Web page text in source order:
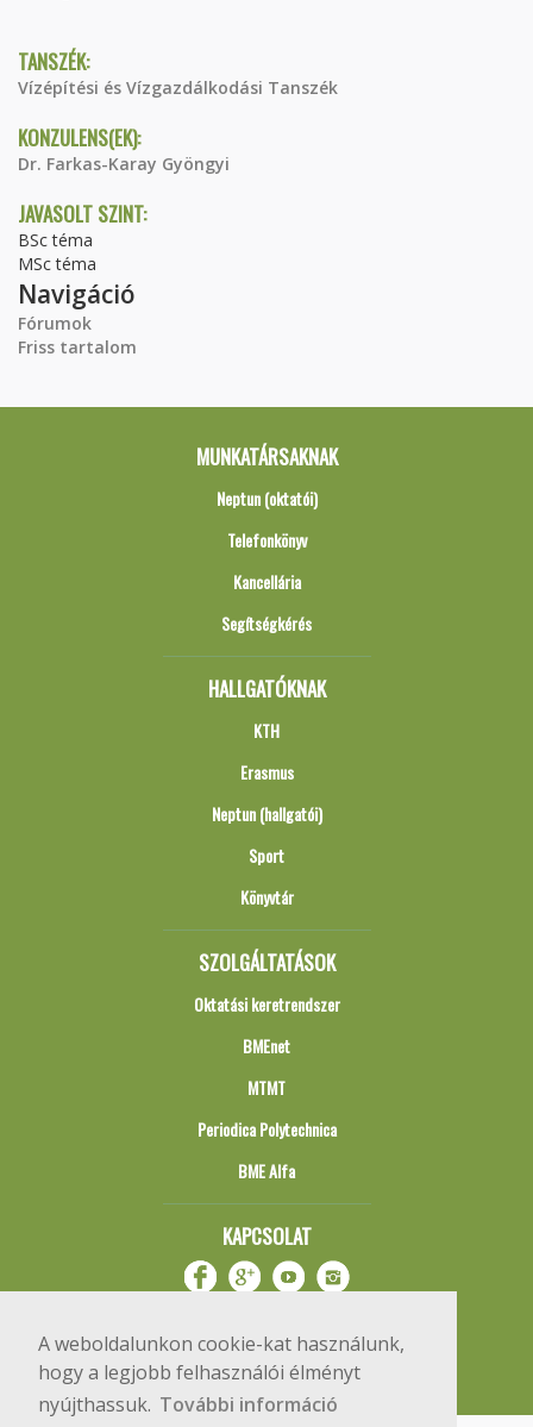
A weboldalunkon cookie-kat használunk,
hogy a legjobb felhasználói élményt
nyújthassuk. További információ
TANSZÉK:
Vízépítési és Vízgazdálkodási Tanszék
KONZULENS(EK):
Dr. Farkas-Karay Gyöngyi
JAVASOLT SZINT:
BSc téma
MSc téma
Navigáció
Fórumok
Friss tartalom
MUNKATÁRSAKNAK
Neptun (oktatói)
Telefonkönyv
Kancellária
Segítségkérés
HALLGATÓKNAK
KTH
Erasmus
Neptun (hallgatói)
Sport
Könyvtár
SZOLGÁLTATÁSOK
Oktatási keretrendszer
BMEnet
MTMT
Periodica Polytechnica
BME Alfa
KAPCSOLAT